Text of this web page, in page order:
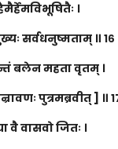
।
सर्वधनुष्मताम् ॥ १६
बलेन महता वृतम् ।
पुत्रमब्रवीत् ] ॥
वै वासवो जितः ।